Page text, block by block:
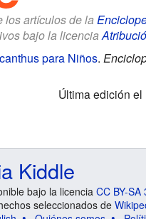
los artículos de la
bajo la licencia
para Niños.
Última edición
Kiddle
bajo la licencia CC BY-SA
seleccionados de